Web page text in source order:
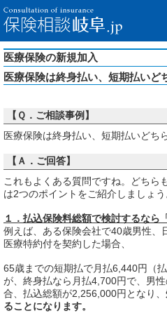
医療保険の新規加入
医療保険は終身払い、短期払いど
【Ｑ．ご相談事例】
医療保険は終身払い、短期払いどち
【Ａ．ご回答】
これもよくある質問ですね。どちら
は2つのポイントをご紹介しましょう
１．払込保険料総額で検討するなら
例えば、ある保険会社で40歳男性、
医療特約付を契約した場合、
65歳までの短期払で月払6,440円（
が、終身払なら月払4,700円で、男
合、払込総額が2,256,000円となり、
ることになります。